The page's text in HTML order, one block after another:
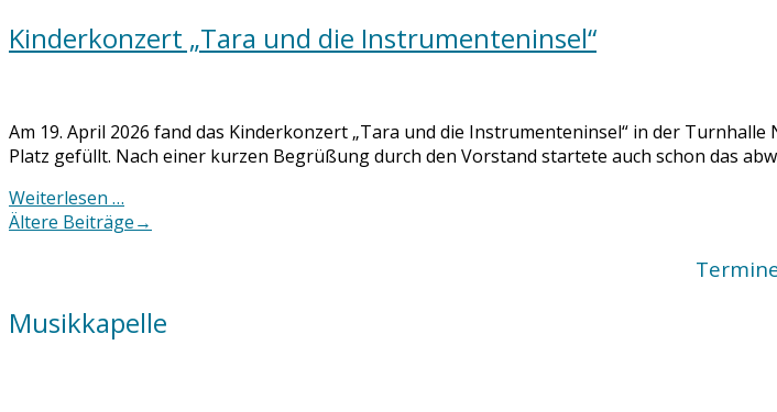
Kinderkonzert „Tara und die Instrumenteninsel“
Am 19. April 2026 fand das Kinderkonzert „Tara und die Instrumenteninsel“ in der
Platz gefüllt. Nach einer kurzen Begrüßung durch den Vorstand startete auch schon das
Weiterlesen …
Posts
Ältere Beiträge→
Musikkapelle